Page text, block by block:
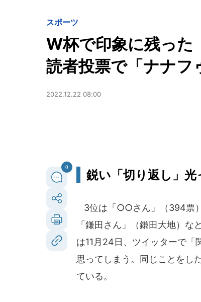
スポーツ
W杯で印象に残っ
読者投票で「ナナフ
2022.12.22 08:00
0
鋭い「切り返し」光
3位は「○○さん」（394票）
「鎌田さん」（鎌田大地）
は11月24日、ツイッターで「
思ってしまう。同じことをし
ている。